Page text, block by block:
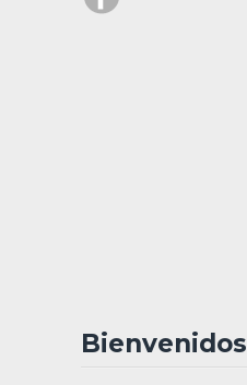
Bienvenidos